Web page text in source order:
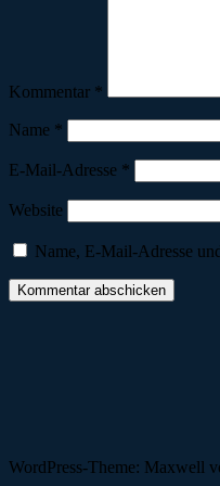
Kommentar *
Name *
E-Mail-Adresse *
Website
Name, E-Mail-Adresse
WordPress-Theme: Maxwell